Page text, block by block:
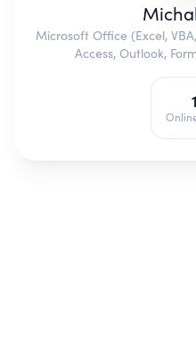
Microsoft Office (Excel,
Access, Outlook,